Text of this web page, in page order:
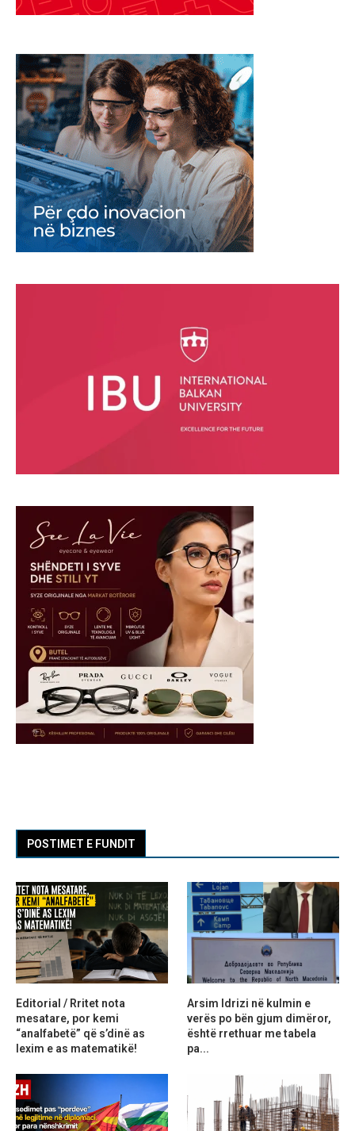
POSTIMET E FUNDIT
Editorial / Rritet nota
mesatare, por kemi
“analfabetë” që s’dinë as
lexim e as matematikë!
Arsim Idrizi në kulmin e
verës po bën gjum dimëror,
është rrethuar me tabela
pa...